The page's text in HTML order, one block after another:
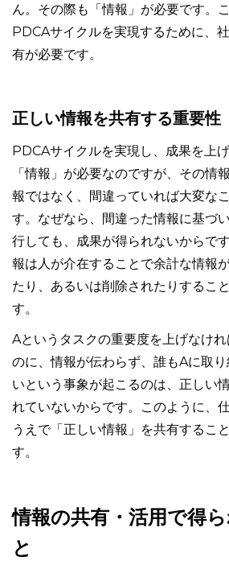
ん。その際も「情報」が必要です。こ
PDCAサイクルを実現するために、
有が必要です。
正しい情報を共有する重要性
PDCAサイクルを実現し、成果を上
「情報」が必要なのですが、その情
報ではなく、間違っていれば大変な
す。なぜなら、間違った情報に基づ
行しても、成果が得られないからで
報は人が介在することで余計な情報
たり、あるいは削除されたりするこ
す。
Aというタスクの重要度を上げなけ
のに、情報が伝わらず、誰もAに取
いという事象が起こるのは、正しい
れていないからです。このように、
うえで「正しい情報」を共有するこ
す。
情報の共有・活用で得
と